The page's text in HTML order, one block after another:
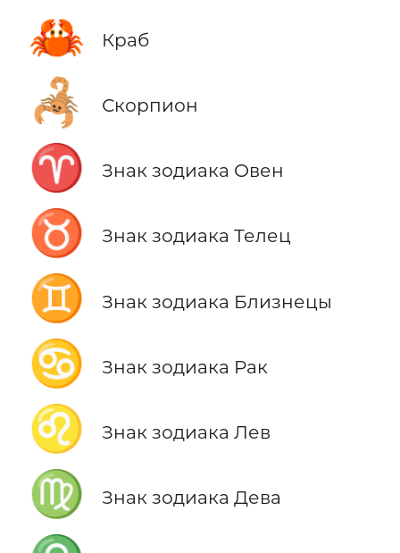
🦀 Краб
🦂 Скорпион
♈ Знак зодиака Овен
♉ Знак зодиака Телец
♊ Знак зодиака Близнецы
♋ Знак зодиака Рак
♌ Знак зодиака Лев
♍ Знак зодиака Дева